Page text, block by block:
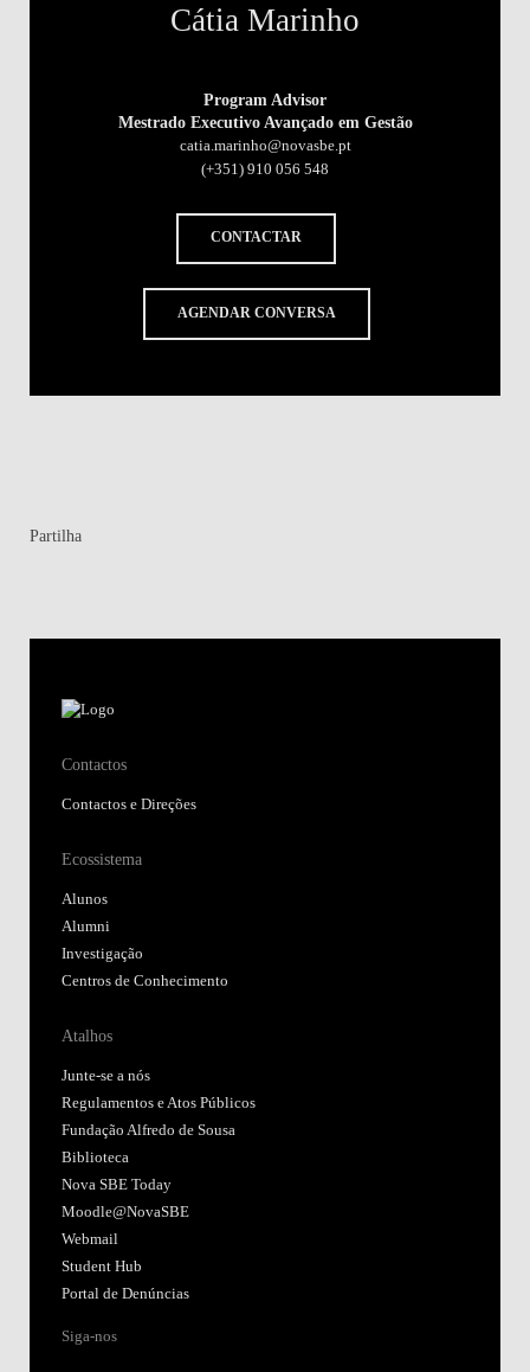
Cátia Marinho
Program Advisor
Mestrado Executivo Avançado em Gestão
catia.marinho@novasbe.pt
(+351) 910 056 548
CONTACTAR
AGENDAR CONVERSA
Partilha
Contactos
Contactos e Direções
Ecossistema
Alunos
Alumni
Investigação
Centros de Conhecimento
Atalhos
Junte-se a nós
Regulamentos e Atos Públicos
Fundação Alfredo de Sousa
Biblioteca
Nova SBE Today
Moodle@NovaSBE
Webmail
Student Hub
Portal de Denúncias
Siga-nos